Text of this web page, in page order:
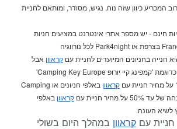
המכריע כיוון שזה נוח, נגיש, מסודר, ומותאם לחניית
חינם - יש מספר אתרי אינטרנט במציעים חניות
חנייה בחניונים המיועדים לחניית עם קראוון אבל
במסגרת מועדון הנחות כדוגמת 'קמפינג קיי יורופ Camping Key Europe'
קראוון
באלפי חניונים או Camping
קראוון באלפי
לשיא העונה.
עם קראוון במהלך היום בשולי